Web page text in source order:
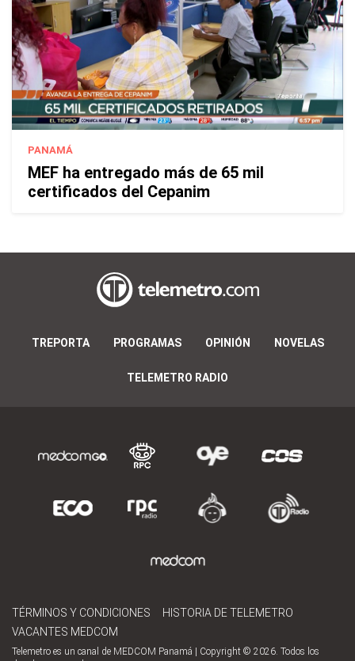
PANAMÁ
MEF ha entregado más de 65 mil
certificados del Cepanim
TREPORTA PROGRAMAS OPINIÓN NOVELAS
TELEMETRO RADIO
TÉRMINOS Y CONDICIONES
HISTORIA DE TELEMETRO
VACANTES MEDCOM
Telemetro es un canal de MEDCOM Panamá | Copyright © 2026. Todos los